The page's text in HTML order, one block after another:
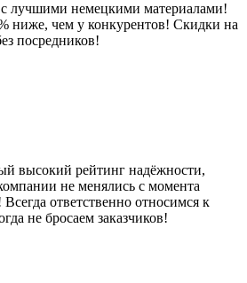
лучшими немецкими материалами!
ниже, чем у конкурентов! Скидки на
посредников!
высокий рейтинг надёжности,
не менялись с момента
ответственно относимся к
не бросаем заказчиков!